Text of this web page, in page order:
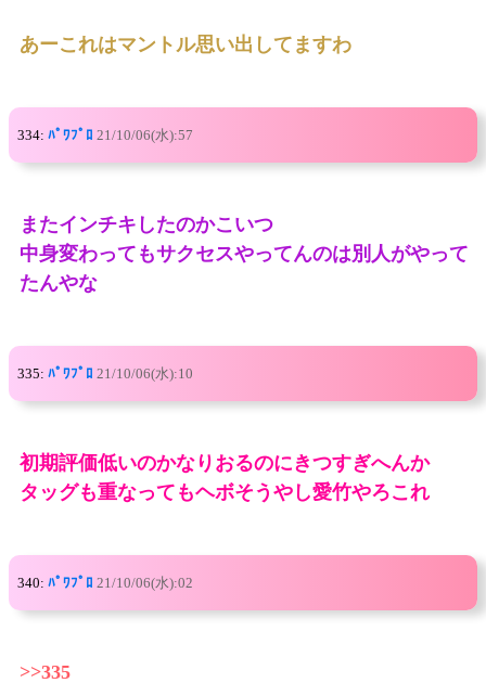
あーこれはマントル思い出してますわ
334: ﾊﾟﾜﾌﾟﾛ 21/10/06(水):57
またインチキしたのかこいつ
中身変わってもサクセスやってんのは別人がやって
たんやな
335: ﾊﾟﾜﾌﾟﾛ 21/10/06(水):10
初期評価低いのかなりおるのにきつすぎへんか
タッグも重なってもヘボそうやし愛竹やろこれ
340: ﾊﾟﾜﾌﾟﾛ 21/10/06(水):02
>>335